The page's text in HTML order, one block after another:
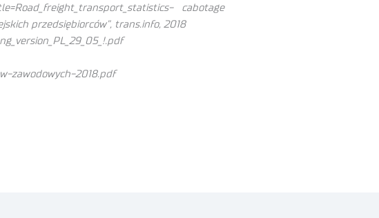
cabotage
przedsiębiorców”, trans.info, 2018
zawodowych-2018.pdf